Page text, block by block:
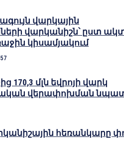
վարկային
վարկանիշն՝ ըստ
կիսամյակում
մլն եվրոյի վարկ
վերափոխման
հեռանկարը